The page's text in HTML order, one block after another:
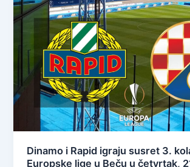
Dinamo i Rapid igraju susret 3.
Europske lige u Beču u četvrtak,